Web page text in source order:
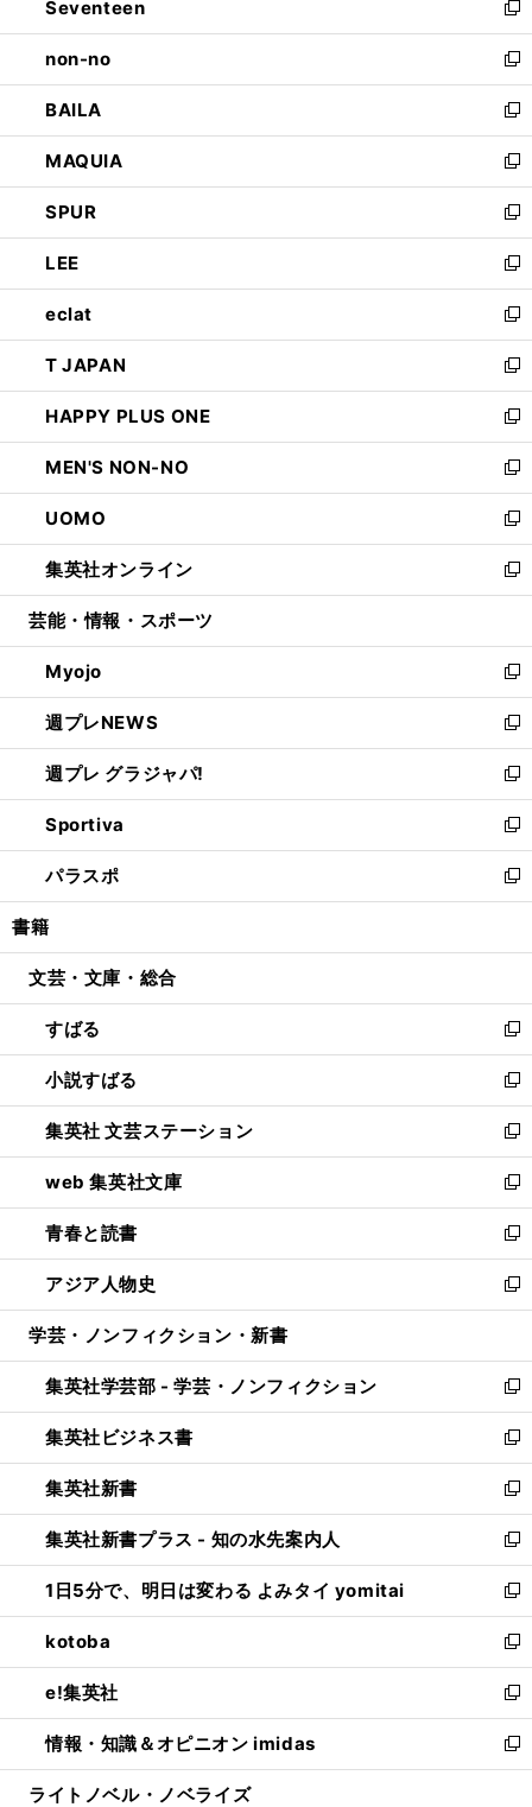
く
で
開
く
ド
ウ
で
開
く
Seventeen
新
し
い
ウ
ィ
ン
ド
ウ
で
開
く
non-no
新
し
い
ウ
ィ
ン
ド
ウ
で
開
く
BAILA
新
し
い
ウ
ィ
ン
ド
ウ
で
開
く
MAQUIA
新
し
い
ウ
ィ
ン
ド
ウ
で
開
く
SPUR
新
し
い
ウ
ィ
ン
ド
ウ
で
開
く
LEE
新
し
い
ウ
ィ
ン
ド
ウ
で
開
く
eclat
新
し
い
ウ
ィ
ン
ド
ウ
で
開
く
T JAPAN
新
し
い
ウ
ィ
ン
ド
ウ
で
開
HAPPY PLUS ONE
新
し
い
ウ
ィ
ン
ド
ウ
開
く
MEN'S NON-NO
新
し
い
ウ
ィ
ン
ウ
で
開
く
UOMO
新
し
い
ウ
ン
ド
ウ
で
開
く
集英社オンライン
新
し
ウ
ィ
ン
ド
ウ
で
開
く
芸能・情報・スポーツ
Myojo
新
し
い
ウ
ィ
ン
ド
ウ
で
開
週プレNEWS
新
し
い
ウ
ィ
ン
ド
ウ
開
週プレ グラジャパ!
新
し
い
ウ
ィ
ン
ウ
開
く
Sportiva
新
し
い
ウ
ン
ウ
で
開
く
パラスポ
新
し
ウ
ン
ド
ウ
で
開
く
書籍
文芸・文庫・総合
すばる
新
し
い
ウ
ィ
ン
ド
ウ
で
開
く
小説すばる
新
し
い
ウ
ィ
ン
ド
ウ
で
開
集英社 文芸ステーション
新
し
い
ウ
ィ
ン
ド
ウ
開
く
web 集英社文庫
新
し
い
ウ
ィ
ン
ウ
で
開
く
青春と読書
新
し
い
ウ
ン
ド
ウ
で
開
く
アジア人物史
新
し
ウ
ィ
ン
ド
ウ
で
開
く
学芸・ノンフィクション・新書
集英社学芸部 - 学芸・ノンフィクション
新
し
い
ウ
ィ
ン
ド
ウ
で
開
く
集英社ビジネス書
新
し
い
ウ
ィ
ン
ド
ウ
で
開
く
集英社新書
新
し
い
ウ
ィ
ン
ド
ウ
で
開
く
集英社新書プラス - 知の水先案内人
新
し
い
ウ
ィ
ン
ド
ウ
で
開
1日5分で、明日は変わる よみタイ yomitai
新
し
い
ウ
ィ
ン
ド
ウ
kotoba
新
し
い
ウ
ィ
ン
e!集英社
新
し
い
ウ
情報・知識＆オピニオン imidas
新
し
ライトノベル・ノベライズ